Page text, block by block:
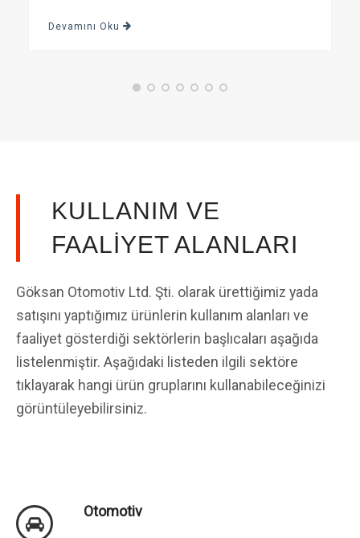
Devamını Oku
KULLANIM VE
FAALİYET ALANLARI
Göksan Otomotiv Ltd. Şti. olarak ürettiğimiz yada
satışını yaptığımız ürünlerin kullanım alanları ve
faaliyet gösterdiği sektörlerin başlıcaları aşağıda
listelenmiştir. Aşağıdaki listeden ilgili sektöre
tıklayarak hangi ürün gruplarını kullanabileceğinizi
görüntüleyebilirsiniz.
Otomotiv